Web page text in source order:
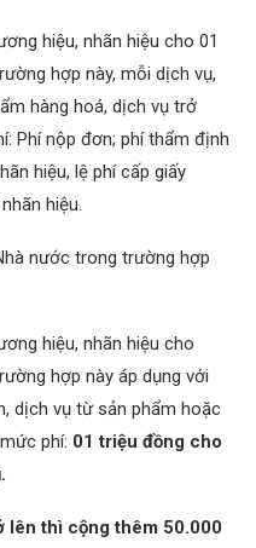
hiệu, nhãn hiệu cho 01
hợp này, mỗi dịch vụ,
hàng hoá, dịch vụ trở
Phí nộp đơn; phí thẩm định
hiệu, lệ phí cấp giấy
hiệu.
nước trong trường hợp
hiệu, nhãn hiệu cho
hợp này áp dụng với
dịch vụ từ sản phẩm hoặc
phí: 01 triệu đồng cho
lên thì cộng thêm 50.000